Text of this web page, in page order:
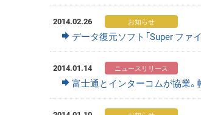
2014.02.26
データ復元ソフト「Super ファ
2014.01.14
富士通とインターコムが協業